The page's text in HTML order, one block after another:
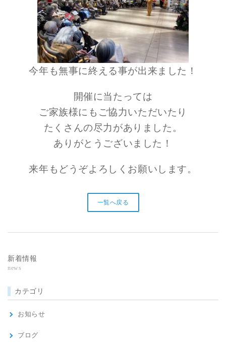
今年も無事に終える事が出来ました！
開催に当たっては
ご家族様にもご協力いただいたり
たくさんの尽力がありました。
ありがとうございました！
来年もどうぞよろしくお願いします。
一覧へ戻る
新着情報
news
カテゴリ
お知らせ
ブログ